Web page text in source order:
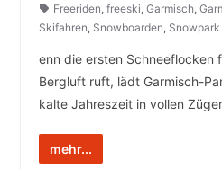
Freeriden, freeski, Garmisch,
Skifahren, Snowboarden, Snowpark
enn die ersten Schneeflocken
Bergluft ruft, lädt Garmisch-
kalte Jahreszeit in vollen
mehr...